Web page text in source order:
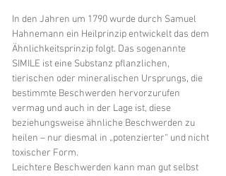
In den Jahren um 1790 wurde durch Samuel
Hahnemann ein Heilprinzip entwickelt das dem
Ähnlichkeitsprinzip folgt. Das sogenannte
SIMILE ist eine Substanz pflanzlichen,
tierischen oder mineralischen Ursprungs, die
bestimmte Beschwerden hervorzurufen
vermag und auch in der Lage ist, diese
beziehungsweise ähnliche Beschwerden zu
heilen – nur diesmal in „potenzierter“ und nicht
toxischer Form.
Leichtere Beschwerden kann man gut selbst